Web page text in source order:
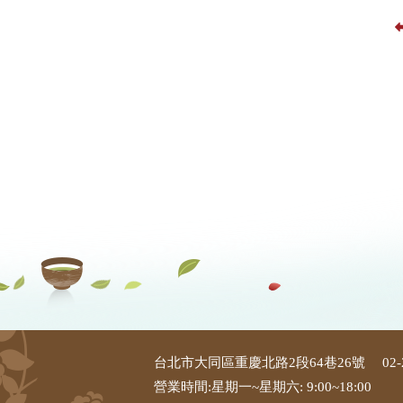
台北市大同區重慶北路2段64巷26號
營業時間:星期一~星期六: 9:00~18:00